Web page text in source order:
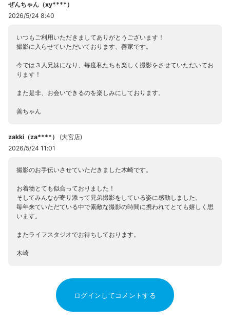
ぜんちゃん（xy****）
2026/5/24 8:40
いつもご利用いただきましてありがとうございます！
撮影に入らせていただいております、善家です。
今では３人兄妹になり、毎度私たちも楽しく撮影をさせていただいてお
ります！
また是非、お会いできるのを楽しみにしております。
善ちゃん
zakki（za****） (大宮店)
2026/5/24 11:01
撮影のお手伝いさせていただきました木崎です。
お着物とても似合っておりました！
そしてみんなが寄り添って兄弟撮影をしている姿に感動しました。
毎年来ていただている中で素敵な撮影の時間に携われてとても嬉しく思
います。
またライフスタジオでお待ちしております。
木崎
ログインしてコメントする